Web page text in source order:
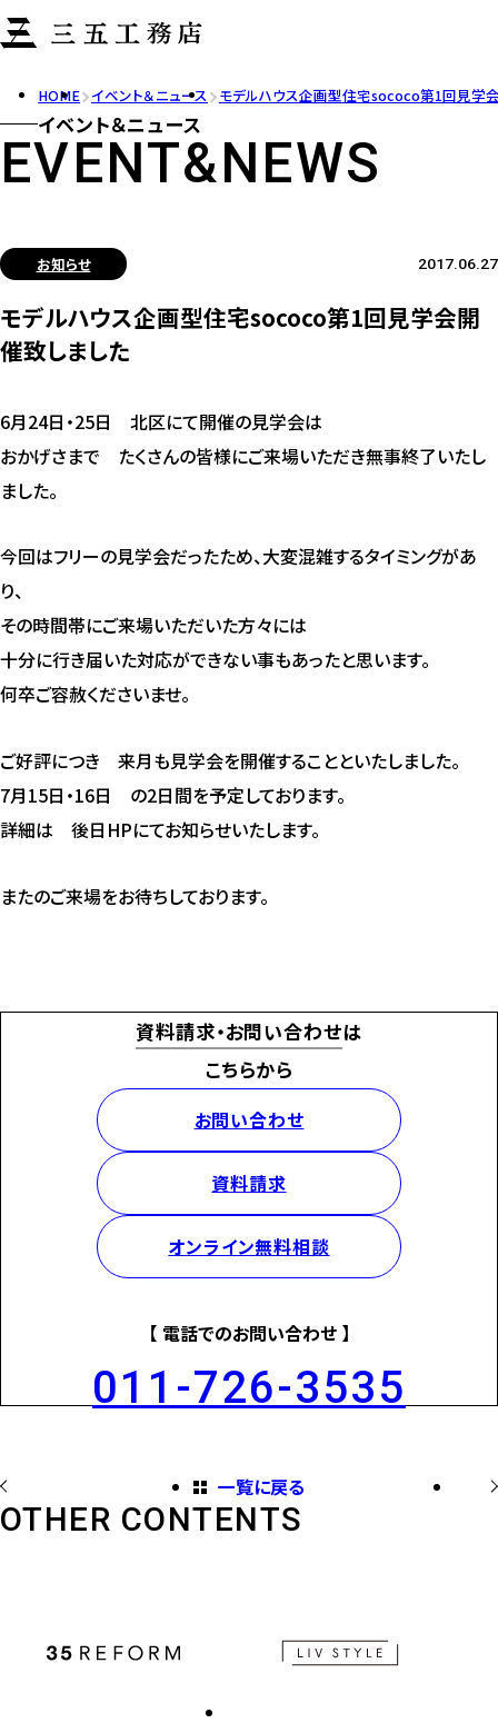
HOME イベント＆ニュース モデルハウス企画型住宅sococo第1回見学
イベント＆ニュース
EVENT&NEWS
お知らせ 2017.06.27
モデルハウス企画型住宅sococo第1回見学会開
催致しました
6月24日・25日 北区にて開催の見学会は
おかげさまで たくさんの皆様にご来場いただき無事終了いたし
ました。
今回はフリーの見学会だったため、大変混雑するタイミングがあ
り、
その時間帯にご来場いただいた方々には
十分に行き届いた対応ができない事もあったと思います。
何卒ご容赦くださいませ。
ご好評につき 来月も見学会を開催することといたしました。
7月15日・16日 の2日間を予定しております。
詳細は 後日HPにてお知らせいたします。
またのご来場をお待ちしております。
資料請求・お問い合わせは
こちらから
お問い合わせ
資料請求
オンライン無料相談
【 電話でのお問い合わせ 】
011-726-3535
一覧に戻る
OTHER CONTENTS